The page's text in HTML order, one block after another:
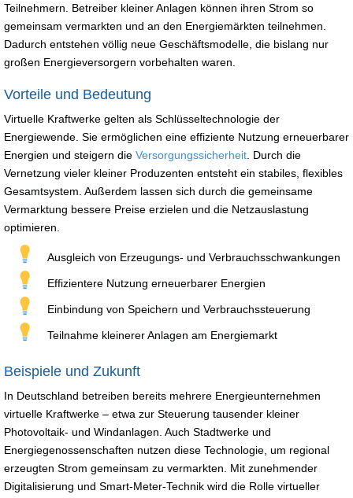
Teilnehmern. Betreiber kleiner Anlagen können ihren Strom so
gemeinsam vermarkten und an den Energiemärkten teilnehmen.
Dadurch entstehen völlig neue Geschäftsmodelle, die bislang nur
großen Energieversorgern vorbehalten waren.
Vorteile und Bedeutung
Virtuelle Kraftwerke gelten als Schlüsseltechnologie der
Energiewende. Sie ermöglichen eine effiziente Nutzung erneuerbarer
Energien und steigern die Versorgungssicherheit . Durch die
Vernetzung vieler kleiner Produzenten entsteht ein stabiles, flexibles
Gesamtsystem. Außerdem lassen sich durch die gemeinsame
Vermarktung bessere Preise erzielen und die Netzauslastung
optimieren.
Ausgleich von Erzeugungs- und Verbrauchsschwankungen
Effizientere Nutzung erneuerbarer Energien
Einbindung von Speichern und Verbrauchssteuerung
Teilnahme kleinerer Anlagen am Energiemarkt
Beispiele und Zukunft
In Deutschland betreiben bereits mehrere Energieunternehmen
virtuelle Kraftwerke – etwa zur Steuerung tausender kleiner
Photovoltaik- und Windanlagen. Auch Stadtwerke und
Energiegenossenschaften nutzen diese Technologie, um regional
erzeugten Strom gemeinsam zu vermarkten. Mit zunehmender
Digitalisierung und Smart-Meter-Technik wird die Rolle virtueller